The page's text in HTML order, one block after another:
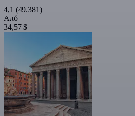
4,1 (49.381)
Από
34,57 $